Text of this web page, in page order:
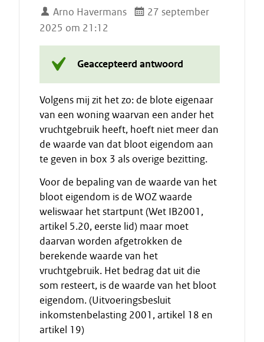
Arno Havermans
27 september
2025 om 21:12
Geaccepteerd antwoord
Volgens mij zit het zo: de blote eigenaar
van een woning waarvan een ander het
vruchtgebruik heeft, hoeft niet meer dan
de waarde van dat bloot eigendom aan
te geven in box 3 als overige bezitting.
Voor de bepaling van de waarde van het
bloot eigendom is de WOZ waarde
weliswaar het startpunt (Wet IB2001,
artikel 5.20, eerste lid) maar moet
daarvan worden afgetrokken de
berekende waarde van het
vruchtgebruik. Het bedrag dat uit die
som resteert, is de waarde van het bloot
eigendom. (Uitvoeringsbesluit
inkomstenbelasting 2001, artikel 18 en
artikel 19)